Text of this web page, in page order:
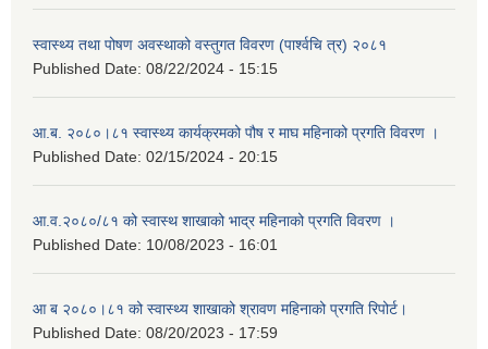
स्वास्थ्य तथा पोषण अवस्थाको वस्तुगत विवरण (पार्श्वचि त्र) २०८१
Published Date: 08/22/2024 - 15:15
आ.ब. २०८०।८१ स्वास्थ्य कार्यक्रमको पौष र माघ महिनाको प्रगति विवरण ।
Published Date: 02/15/2024 - 20:15
आ.व.२०८०/८१ को स्वास्थ शाखाको भाद्र महिनाको प्रगति विवरण ।
Published Date: 10/08/2023 - 16:01
आ ब २०८०।८१ को स्वास्थ्य शाखाको श्रावण महिनाको प्रगति रिपोर्ट।
Published Date: 08/20/2023 - 17:59